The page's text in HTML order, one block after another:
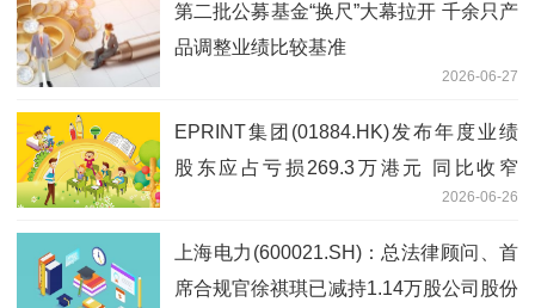
第二批公募基金“换尺”大幕拉开 千余只产
品调整业绩比较基准
2026-06-27
EPRINT集团(01884.HK)发布年度业绩
股东应占亏损269.3万港元 同比收窄
2026-06-26
上海电力(600021.SH)：总法律顾问、首
席合规官徐祺琪已减持1.14万股公司股份